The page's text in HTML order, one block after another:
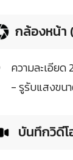
กล้องหน้า
ความละเอียด
- รูรับแสงขน
บันทึกวิดี